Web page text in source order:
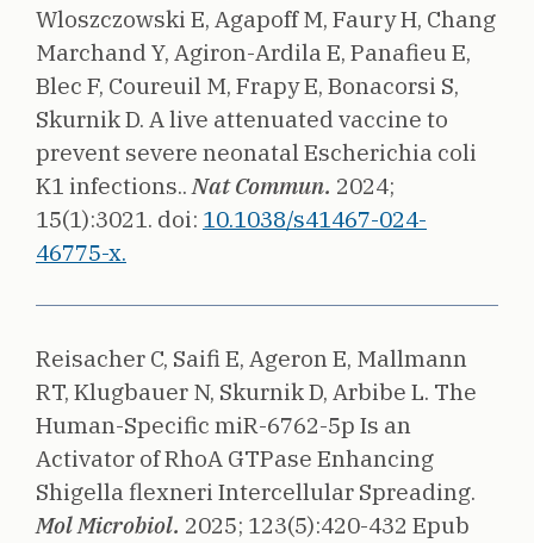
Wloszczowski E, Agapoff M, Faury H, Chang
Marchand Y, Agiron-Ardila E, Panafieu E,
Blec F, Coureuil M, Frapy E, Bonacorsi S,
Skurnik D. A live attenuated vaccine to
prevent severe neonatal Escherichia coli
K1 infections.. Nat Commun. 2024;
15(1):3021. doi: 10.1038/s41467-024-
46775-x.
Reisacher C, Saifi E, Ageron E, Mallmann
RT, Klugbauer N, Skurnik D, Arbibe L. The
Human-Specific miR-6762-5p Is an
Activator of RhoA GTPase Enhancing
Shigella flexneri Intercellular Spreading.
Mol Microbiol. 2025; 123(5):420-432 Epub